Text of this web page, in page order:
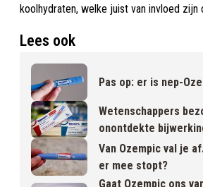
koolhydraten, welke juist van invloed zijn
Lees ook
Pas op: er is nep-
Wetenschappers
onontdekte
Van Ozempic val je
er mee stopt?
Gaat Ozempic ons